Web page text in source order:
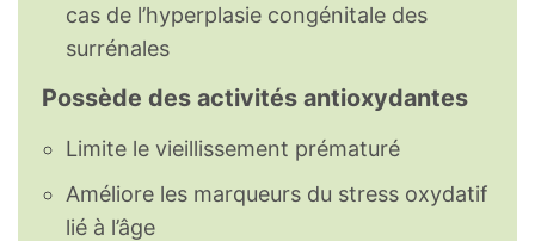
cas de l’hyperplasie congénitale des
surrénales
Possède des activités antioxydantes
Limite le vieillissement prématuré
Améliore les marqueurs du stress oxydatif
lié à l’âge